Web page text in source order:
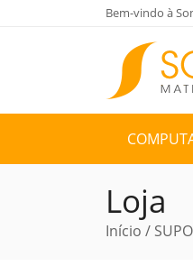
Bem-vindo à
Loja
Início /